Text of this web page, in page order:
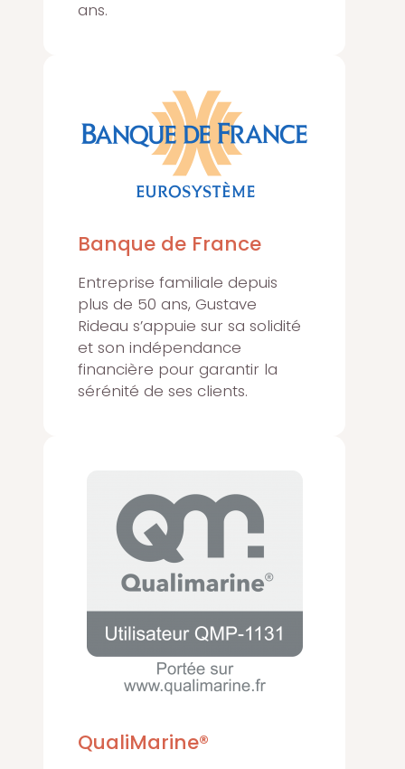
ans.
Banque de France
Entreprise familiale depuis
plus de 50 ans, Gustave
Rideau s’appuie sur sa solidité
et son indépendance
financière pour garantir la
sérénité de ses clients.
QualiMarine®